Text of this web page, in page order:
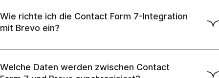
Wie richte ich die Contact Form 7-Integration
mit Brevo ein?
Welche Daten werden zwischen Contact